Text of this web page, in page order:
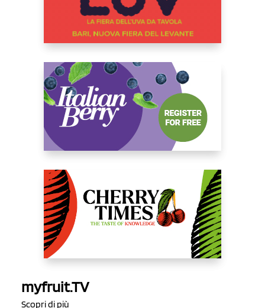
myfruit.TV
Scopri di più